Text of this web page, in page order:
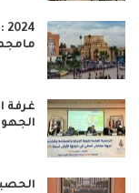
مامجموعه
غرفة